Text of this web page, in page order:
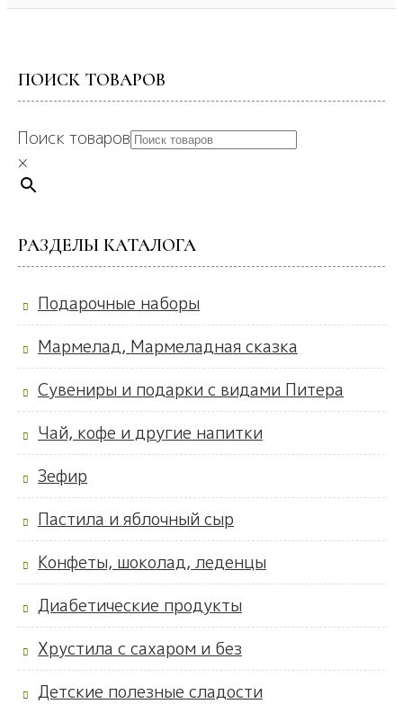
ПОИСК ТОВАРОВ
Поиск товаров
×
РАЗДЕЛЫ КАТАЛОГА
Подарочные наборы
Мармелад, Мармеладная сказка
Сувениры и подарки с видами Питера
Чай, кофе и другие напитки
Зефир
Пастила и яблочный сыр
Конфеты, шоколад, леденцы
Диабетические продукты
Хрустила с сахаром и без
Детские полезные сладости